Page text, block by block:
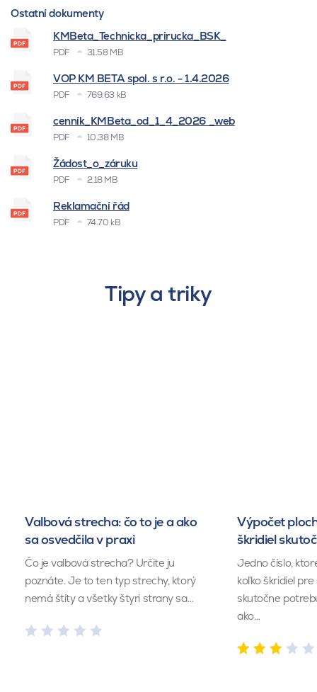
Ostatní dokumenty
KMBeta_Technicka_prirucka_BSK_
PDF 31.58 MB
VOP KM BETA spol. s r.o. - 1.4.2026
PDF 769.63 kB
cenník_KMBeta_od_1_4_2026 _web
PDF 10.38 MB
Žádost_o_záruku
PDF 2.18 MB
Reklamační řád
PDF 74.70 kB
Tipy a triky
Valbová strecha: čo to je a ako
sa osvedčila v praxi
Čo je valbová strecha? Určite ju
poznáte. Je to ten typ strechy, ktorý
nemá štíty a všetky štyri strany sa…
Výpočet
škridiel
Jedno číslo,
koľko škridiel
skutočne
ako…